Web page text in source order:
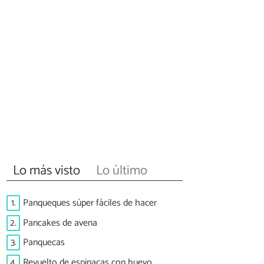
Lo más visto Lo último
1. Panqueques súper fáciles de hacer
2. Pancakes de avena
3. Panquecas